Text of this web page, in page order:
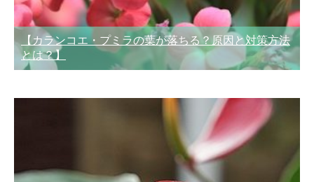
【カランコエ・プミラの葉が落ちる？原因と対策方法
とは？】